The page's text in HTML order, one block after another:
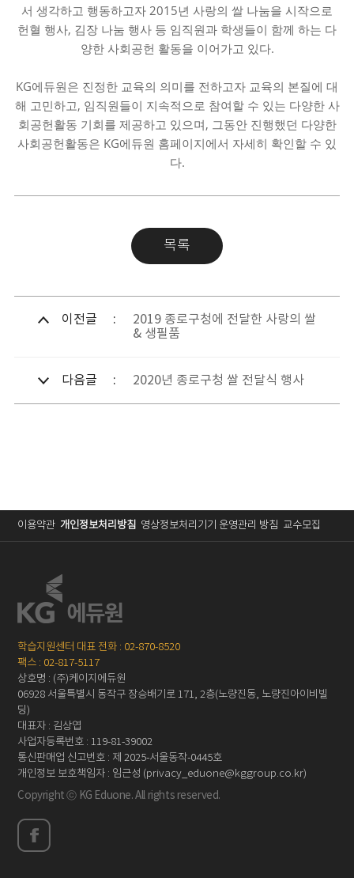
서 생각하고 행동하고자 2015년 사랑의 쌀 나눔을 시작으로
헌혈 행사, 김장 나눔 행사 등 임직원과 학생들이 함께 하는 다
양한 사회공헌 활동을 이어가고 있다.
KG에듀원은 진정한 교육의 의미를 전하고자 교육의 본질에 대
해 고민하고, 임직원들이 지속적으로 참여할 수 있는 다양한 사
회공헌활동 기회를 제공하고 있으며, 그동안 진행했던 다양한
사회공헌활동은 KG에듀원 홈페이지에서 자세히 확인할 수 있
다.
목록
이전글
2019 종로구청에 전달한 사랑의 쌀
& 생필품
다음글 2020년 종로구청 쌀 전달식 행사
이용약관 개인정보처리방침 영상정보처리기기 운영관리 방침 교수모집
학습지원센터 대표 전화 : 02-870-8520
팩스 : 02-817-5117
상호명 : (주)케이지에듀원
06928 서울특별시 동작구 장승배기로 171, 2층(노량진동, 노량진아이비빌
딩)
대표자 : 김상엽
사업자등록번호 : 119-81-39002
통신판매업 신고번호 : 제 2025-서울동작-0445호
개인정보 보호책임자 : 임근성 (privacy_eduone@kggroup.co.kr)
Copyright ⓒ KG Eduone. All rights reserved.